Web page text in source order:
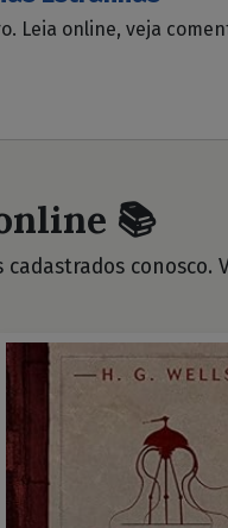
Leia online, veja
📚
conosco.